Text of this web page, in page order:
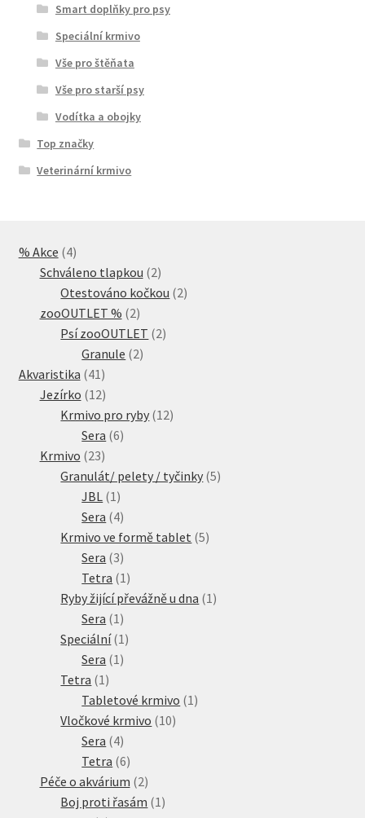
Smart doplňky pro psy
Speciální krmivo
Vše pro štěňata
Vše pro starší psy
Vodítka a obojky
Top značky
Veterinární krmivo
% Akce 44
produkty
Schváleno tlapkou 22
produkty
Otestováno kočkou 22
zooOUTLET % 22
produkty
Psí zooOUTLET 22
Granule 22
Akvaristika 41 41
produktů
Jezírko 1212
produktů
Krmivo pro ryby 1212
Sera 66
Krmivo 2323
produktů
Granulát/ pelety / tyčinky 55
JBL 1 1
produkt
Sera 44
produkty
Krmivo ve formě tablet 55
Sera 33
produkty
Tetra 1 1
produkt
Ryby žijící převážně u dna 1 1
Sera 1 1
produkt
Speciální 1 1
Sera 1 1
Tetra 1 1
produkt
Tabletové krmivo 1 1
Vločkové krmivo 1010
Sera 44
produkty
Tetra 66
produktů
Péče o akvárium 22
produkty
Boj proti řasám 1 1